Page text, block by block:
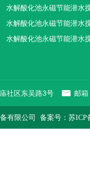
水解酸化池永磁节能潜水
机厂家供应
水解酸化池永磁节能潜水
机厂家直销
水解酸化池永磁节能潜水
社区东吴路3号 邮
有限公司 备案号：苏ICP